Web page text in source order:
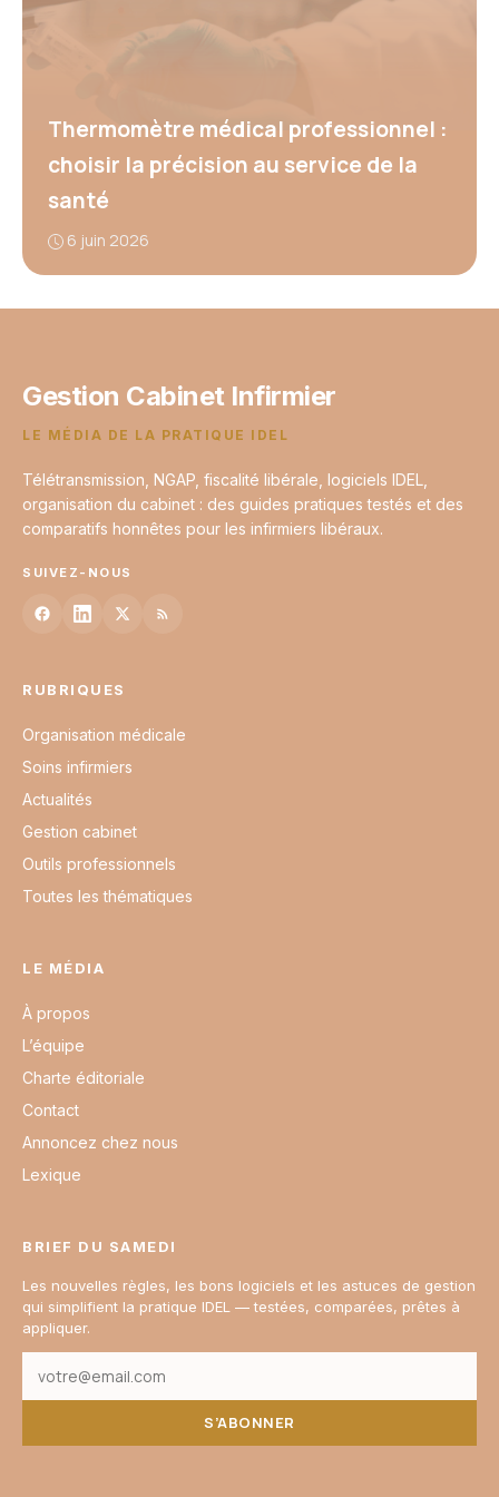
Thermomètre médical professionnel :
choisir la précision au service de la
santé
6 juin 2026
Gestion Cabinet Infirmier
LE MÉDIA DE LA PRATIQUE IDEL
Télétransmission, NGAP, fiscalité libérale, logiciels IDEL,
organisation du cabinet : des guides pratiques testés et des
comparatifs honnêtes pour les infirmiers libéraux.
SUIVEZ-NOUS
RUBRIQUES
Organisation médicale
Soins infirmiers
Actualités
Gestion cabinet
Outils professionnels
Toutes les thématiques
LE MÉDIA
À propos
L’équipe
Charte éditoriale
Contact
Annoncez chez nous
Lexique
BRIEF DU SAMEDI
Les nouvelles règles, les bons logiciels et les astuces de gestion
qui simplifient la pratique IDEL — testées, comparées, prêtes à
appliquer.
S’ABONNER